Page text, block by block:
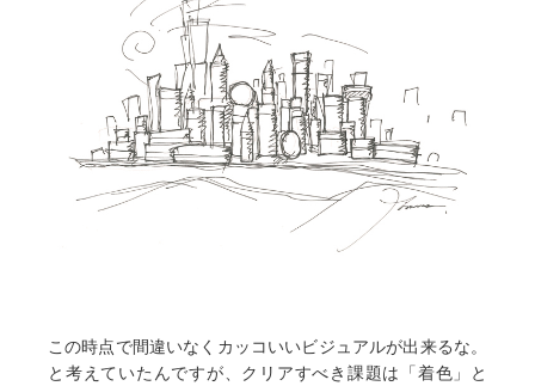
この時点で間違いなくカッコいいビジュアルが出来るな。
と考えていたんですが、クリアすべき課題は「着色」と